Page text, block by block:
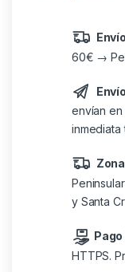
60€ →
envían en
y Santa
Pago
HTTPS.